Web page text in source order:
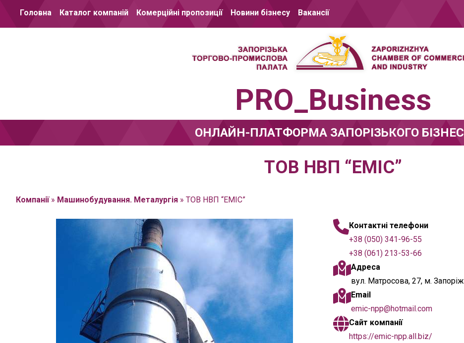
Головна Каталог компаній Комерційні пропозиції Новини бізнесу Вакансії
PRO_Business
ОНЛАЙН-ПЛАТФОРМА ЗАПОРІЗЬКОГО
ТОВ НВП “ЕМІС”
Компанії» Машинобудування. Металургія » ТОВ НВП “ЕМІС”
Контактні телефони
+38 (050) 341-96-55
+38 (061) 213-53-66
Адреса
вул. Матросова, 27, м.
Email
emic-npp@hotmail.com
Сайт компанії
https://emic-npp.all.biz/